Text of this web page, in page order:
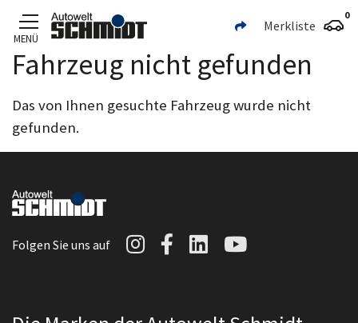
Zum Hauptinhalt
MENÜ
Merkliste
0
Fahrzeug nicht gefunden
Das von Ihnen gesuchte Fahrzeug wurde nicht
gefunden.
Folgen Sie uns auf Autowelt Schmidt auf
Autowelt Schmidt
AutoweltAutowelt